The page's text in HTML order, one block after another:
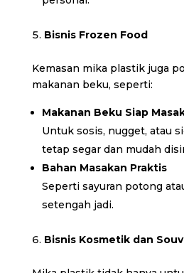
Bisnis Frozen Food
Kemasan mika plastik juga
makanan beku, seperti:
Makanan Beku Siap
Untuk sosis, nugget, atau
tetap segar dan mudah
Bahan Masakan Praktis
Seperti sayuran potong
setengah jadi.
Bisnis Kosmetik dan